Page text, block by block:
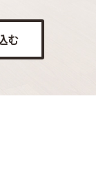
む